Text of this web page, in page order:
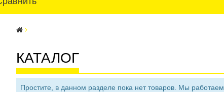
КАТАЛОГ
Простите, в данном разделе пока нет товаров. Мы работаем